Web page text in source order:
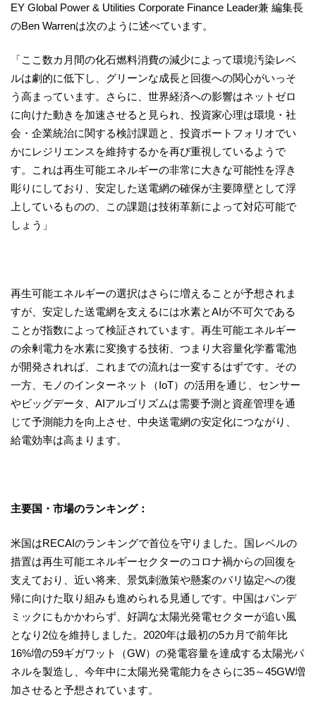
EY Global Power & Utilities Corporate Finance Leader兼 編集長
のBen Warrenは次のように述べています。
「ここ数カ月間の化石燃料消費の減少によって環境汚染レベ
ルは劇的に低下し、グリーンな成長と回復への関心がいっそ
う高まっています。さらに、世界経済への影響はネットゼロ
に向けた動きを加速させると見られ、投資家心理は環境・社
会・企業統治に関する検討課題と、投資ポートフォリオでい
かにレジリエンスを維持するかを再び重視しているようで
す。これは再生可能エネルギーの非常に大きな可能性を浮き
彫りにしており、安定した送電網の確保が主要障壁として浮
上しているものの、この課題は技術革新によって対応可能で
しょう」
再生可能エネルギーの選択はさらに増えることが予想されま
すが、安定した送電網を支えるには水素とAIが不可欠である
ことが指数によって検証されています。再生可能エネルギー
の余剰電力を水素に変換する技術、つまり大容量化学蓄電池
が開発されれば、これまでの流れは一変するはずです。その
一方、モノのインターネット（IoT）の活用を通じ、センサー
やビッグデータ、AIアルゴリズムは需要予測と資産管理を通
じて予測能力を向上させ、中央送電網の安定化につながり、
給電効率は高まります。
主要国・市場のランキング：
米国はRECAIのランキングで首位を守りました。国レベルの
措置は再生可能エネルギーセクターのコロナ禍からの回復を
支えており、近い将来、景気刺激策や懸案のパリ協定への復
帰に向けた取り組みも進められる見通しです。中国はパンデ
ミックにもかかわらず、好調な太陽光発電セクターが追い風
となり2位を維持しました。2020年は最初の5カ月で前年比
16%増の59ギガワット（GW）の発電容量を達成する太陽光パ
ネルを製造し、今年中に太陽光発電能力をさらに35～45GW増
加させると予想されています。